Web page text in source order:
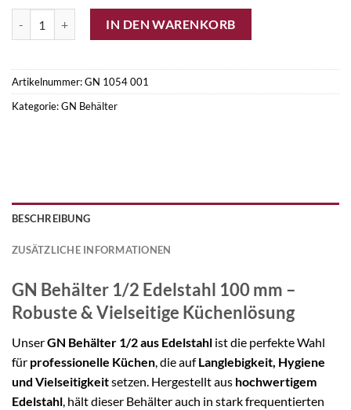
IN DEN WARENKORB
Artikelnummer:GN 1054 001
Kategorie:GN Behälter
BESCHREIBUNG
ZUSÄTZLICHE INFORMATIONEN
GN Behälter 1/2 Edelstahl 100 mm –
Robuste & Vielseitige Küchenlösung
UnserGN Behälter 1/2 aus Edelstahl ist die perfekte Wahl
für professionelle Küchen, die aufLanglebigkeit, Hygiene
und Vielseitigkeitsetzen. Hergestellt aus hochwertigem
Edelstahl, hält dieser Behälter auch in stark frequentierten